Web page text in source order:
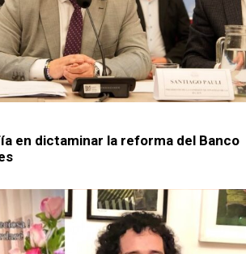
en dictaminar la reforma del Banco